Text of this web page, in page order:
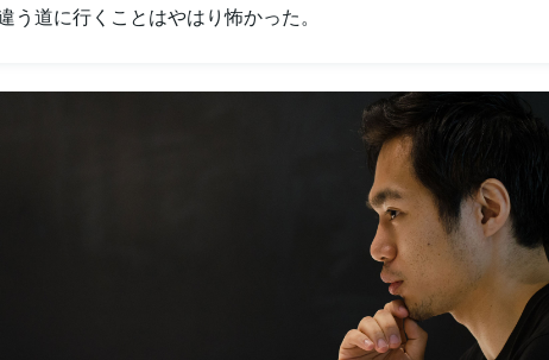
う道に行くことはやはり怖かった。